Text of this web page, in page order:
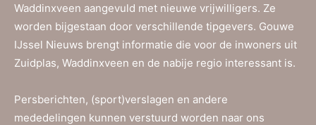
Waddinxveen aangevuld met nieuwe vrijwilligers. Ze
worden bijgestaan door verschillende tipgevers. Gouwe
IJssel Nieuws brengt informatie die voor de inwoners uit
Zuidplas, Waddinxveen en de nabije regio interessant is.
Persberichten, (sport)verslagen en andere
mededelingen kunnen verstuurd worden naar ons